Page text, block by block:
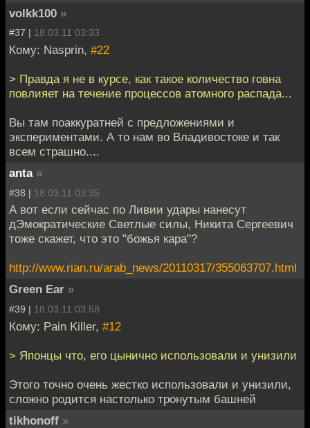
volkk100 »
#37 | 18.03.11 03:33
Кому: Nasprin, #22
> Правда я не в курсе, как такое количество говна
повлияет на течение процессов атомного распада...
Вы там поаккуратней с предложениями и
экспериментами. А то нам во Владивостоке и так
всем страшно....
anta »
#38 | 18.03.11 03:35
А вот если сейчас по Ливии удары нанесут
дЭмократические Светлые силы, Никита Сергеевич
тоже скажет, что это "божья кара"?
http://www.rian.ru/arab_news/20110317/355063707.html
Green Ear »
#39 | 18.03.11 03:58
Кому: Pain Killer, #12
> Японцы что, его цынично использовали и унизили
Этого точно очень жестко использовали и унизили,
сложно родится настолько тронутым башней
tikhonoff »